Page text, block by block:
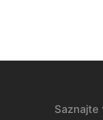
Saznajte